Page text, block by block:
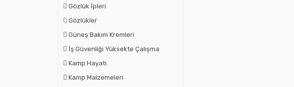
Gözlük İpleri
Gözlükler
Güneş Bakım Kremleri
İş Güvenliği Yüksekte Çalışma
Kamp Hayatı
Kamp Malzemeleri